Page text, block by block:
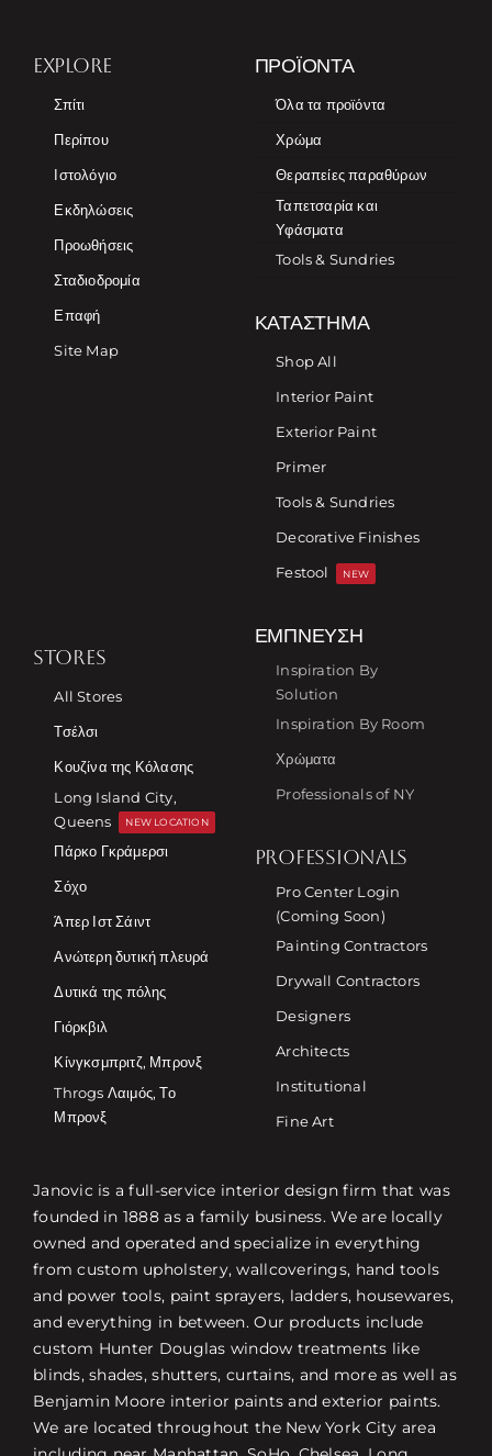
EXPLORE
Σπίτι
Περίπου
Ιστολόγιο
Εκδηλώσεις
Προωθήσεις
Σταδιοδρομία
Επαφή
Site Map
ΠΡΟΪΌΝΤΑ
Όλα τα προϊόντα
Χρώμα
Θεραπείες παραθύρων
Ταπετσαρία και
Υφάσματα
Tools & Sundries
ΚΑΤΆΣΤΗΜΑ
Shop All
Interior Paint
Exterior Paint
Primer
Tools & Sundries
Decorative Finishes
Festool
NEW
STORES
All Stores
Τσέλσι
Κουζίνα της Κόλασης
Long Island City,
Queens
NEW LOCATION
Πάρκο Γκράμερσι
Σόχο
Άπερ Ιστ Σάιντ
Ανώτερη δυτική πλευρά
Δυτικά της πόλης
Γιόρκβιλ
Κίνγκσμπριτζ, Μπρονξ
Throgs Λαιμός, Το
Μπρονξ
ΈΜΠΝΕΥΣΗ
Inspiration By
Solution
Inspiration By Room
Χρώματα
Professionals of NY
PROFESSIONALS
Pro Center Login
(Coming Soon)
Painting Contractors
Drywall Contractors
Designers
Architects
Institutional
Fine Art
Janovic is a full-service interior design firm that was
founded in 1888 as a family business. We are locally
owned and operated and specialize in everything
from custom upholstery, wallcoverings, hand tools
and power tools, paint sprayers, ladders, housewares,
and everything in between. Our products include
custom Hunter Douglas window treatments like
blinds, shades, shutters, curtains, and more as well as
Benjamin Moore interior paints and exterior paints.
We are located throughout the New York City area